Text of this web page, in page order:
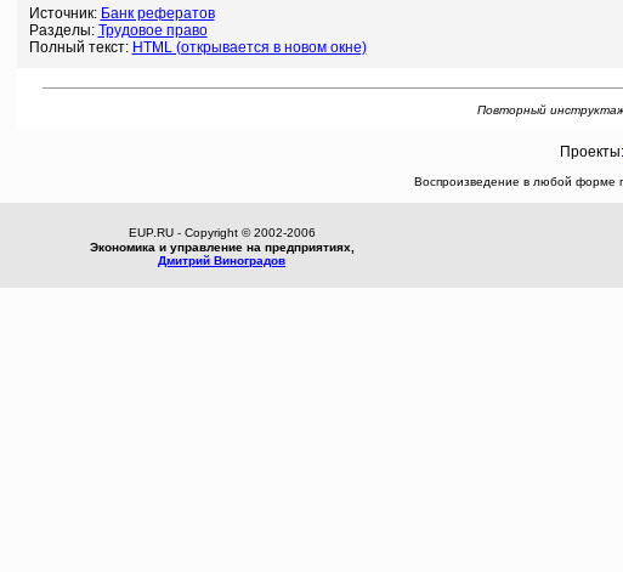
Источник: Банк рефератов
Разделы: Трудовое право
Полный текст: HTML (открывается в новом окне)
Повторный
Проекты:
Воспроизведение в любой форме
EUP.RU - Copyright © 2002-2006
Экономика и управление на предприятиях,
Дмитрий Виноградов